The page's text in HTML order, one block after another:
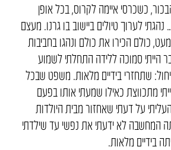
כשכרסי איימה לקרוס, בכל אופן
לערוך טיולים ביישוב בו גרנו. מעצם
כולם הכירו את כולם ונהגו בחביבות
הייתי סמוכה ללידה התחלתי לשמוע
שתחזרי בידיים מלאות. משפט שבכל
מתכווצת כאילו שמעתי אותו בפעם
על דעתי שאחזור מבית היולדות
המחשבה לא ידעתי את נפשי עד שילדתי
בידיים מלאות.